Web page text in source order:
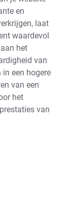
en
laat
waardevol
het
van
een hogere
van een
het
van